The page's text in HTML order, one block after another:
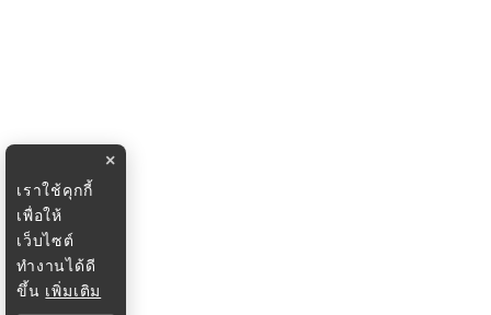
×
เราใช้คุกกี้
เพื่อให้
เว็บไซต์
ทำงานได้ดี
ขึ้น เพิ่มเติม